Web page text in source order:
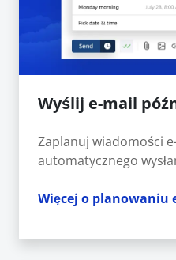
Wyślij e-mail
Zaplanuj wiadomości
automatycznego
Więcej o planowaniu